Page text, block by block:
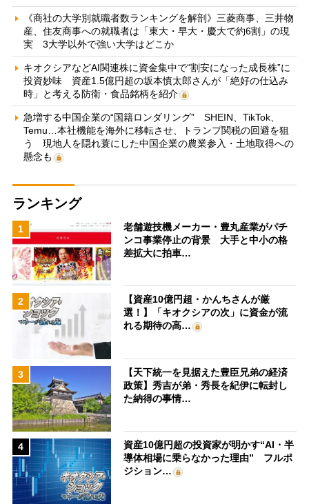
《商社の大学別就職者数ランキングを解剖》三菱商事、三井物
産、住友商事への就職者は「東大・早大・慶大で約6割」の現
実 3大学以外で強い大学はどこか
キオクシアなどAI関連株に資金集中で“割安になった成長株”に
投資妙味 資産1.5億円超の坂本慎太郎さんが「絶好の仕込み
時」と考える防衛・食品銘柄を紹介
急増する中国企業の“国籍ロンダリング” SHEIN、TikTok、
Temu…本社機能を海外に移転させ、トランプ関税の回避を狙
う 現地人を隠れ蓑にした中国企業の農業参入・土地取得への
懸念も
ランキング
1
老舗遊技機メーカー・豊丸産業がパチ
ンコ事業停止の背景 大手と中小の格
差拡大に拍車…
2
【資産10億円超・かんちさんが厳
選！】「キオクシアの次」に資金が流
れる期待の高…
3
【天下統一を見据えた豊臣兄弟の経済
政策】秀吉が弟・秀長を紀伊に転封し
た納得の事情…
4
資産10億円超の投資家が明かす“AI・半
導体相場に乗らなかった理由” フルポ
ジション…